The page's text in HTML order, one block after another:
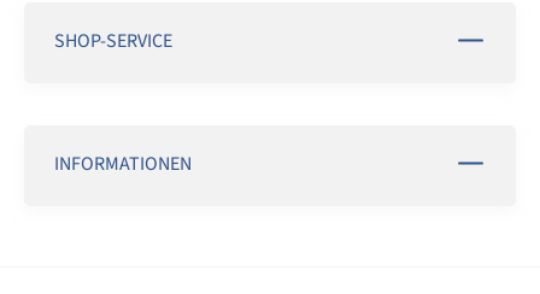
SHOP-SERVICE
INFORMATIONEN